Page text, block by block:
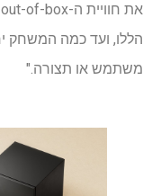
הללו, ועד כמה המשחק
משתמש או תצורה."